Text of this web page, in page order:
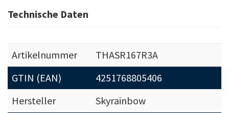
Technische Daten
Artikelnummer
THASR167R3A
GTIN (EAN)
4251768805406
Hersteller
Skyrainbow